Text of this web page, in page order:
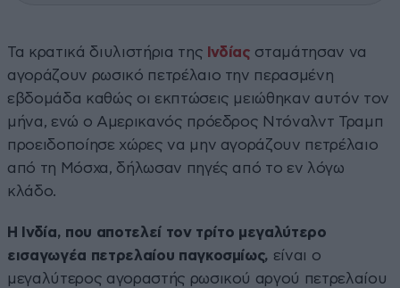
Τα κρατικά διυλιστήρια της Ινδίας σταμάτησαν να
αγοράζουν ρωσικό πετρέλαιο την περασμένη
εβδομάδα καθώς οι εκπτώσεις μειώθηκαν αυτόν τον
μήνα, ενώ ο Αμερικανός πρόεδρος Ντόναλντ Τραμπ
προειδοποίησε χώρες να μην αγοράζουν πετρέλαιο
από τη Μόσχα, δήλωσαν πηγές από το εν λόγω
κλάδο.
Η Ινδία, που αποτελεί τον τρίτο μεγαλύτερο
εισαγωγέα πετρελαίου παγκοσμίως, είναι ο
μεγαλύτερος αγοραστής ρωσικού αργού πετρελαίου